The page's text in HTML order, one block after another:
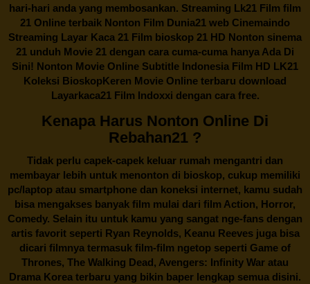
hari-hari anda yang membosankan. Streaming Lk21 Film film
21 Online terbaik Nonton Film Dunia21 web Cinemaindo
Streaming Layar Kaca 21 Film bioskop 21 HD Nonton sinema
21 unduh Movie 21 dengan cara cuma-cuma hanya Ada Di
Sini! Nonton Movie Online Subtitle Indonesia Film HD LK21
Koleksi BioskopKeren Movie Online terbaru download
Layarkaca21 Film Indoxxi dengan cara free.
Kenapa Harus Nonton Online Di
Rebahan21 ?
Tidak perlu capek-capek keluar rumah mengantri dan
membayar lebih untuk menonton di bioskop, cukup memiliki
pc/laptop atau smartphone dan koneksi internet, kamu sudah
bisa mengakses banyak film mulai dari film Action, Horror,
Comedy. Selain itu untuk kamu yang sangat nge-fans dengan
artis favorit seperti Ryan Reynolds, Keanu Reeves juga bisa
dicari filmnya termasuk film-film ngetop seperti Game of
Thrones, The Walking Dead, Avengers: Infinity War atau
Drama Korea terbaru yang bikin baper lengkap semua disini.